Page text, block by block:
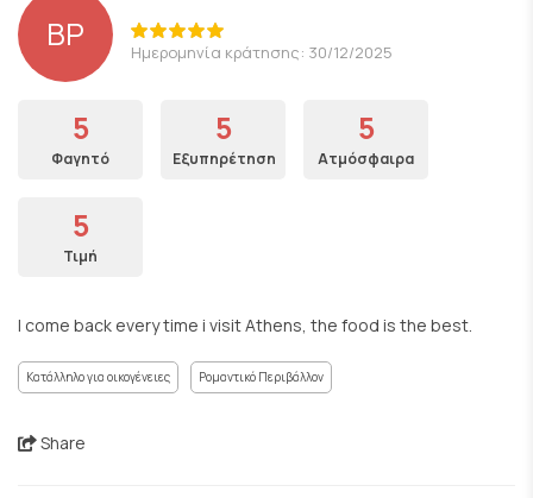
BP Ημερομηνία κράτησης: 30/12/2025
5
Φαγητό
5
Εξυπηρέτηση
5
Ατμόσφαιρα
5
Τιμή
I come back every time i visit Athens, the food is the best.
Κατάλληλο για οικογένειες Ρομαντικό Περιβάλλον
Share